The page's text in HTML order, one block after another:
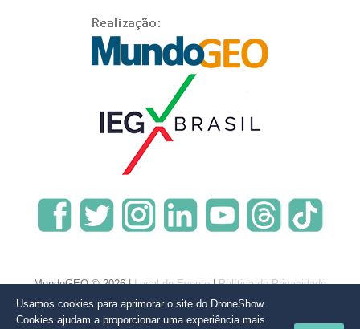
MundoGEO © 2026 |Local do Evento|Política de Privacidade
Usamos cookies para aprimorar o site do DroneShow.
Cookies ajudam a proporcionar uma experiência mais